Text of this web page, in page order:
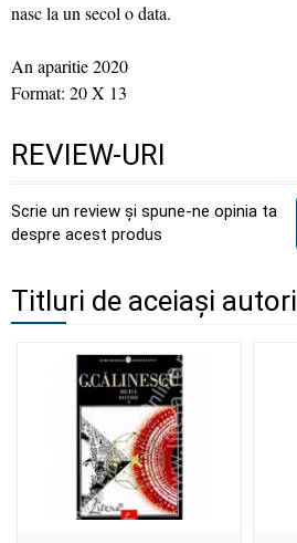
nasc la un secol o data.
An aparitie 2020
Format: 20 X 13
REVIEW-URI
Scrie un review și spune-ne opinia ta
despre acest produs
Titluri de aceiași autori